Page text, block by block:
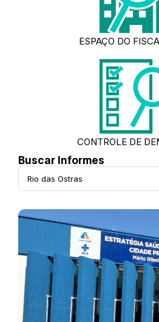
ESPAÇO DO
CONTROLE DE
Buscar Informes